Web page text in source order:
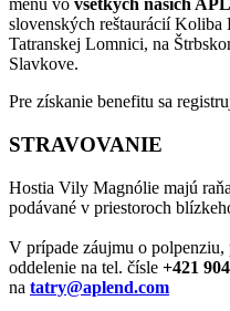
menu vo všetkých našich
slovenských reštaurácií
Tatranskej Lomnici, na
Slavkove.
Pre získanie benefitu sa
STRAVOVANIE
Hostia Vily Magnólie majú
podávané v priestoroch
V prípade záujmu o polpenziu,
oddelenie na tel. čísle +421
na tatry@aplend.com